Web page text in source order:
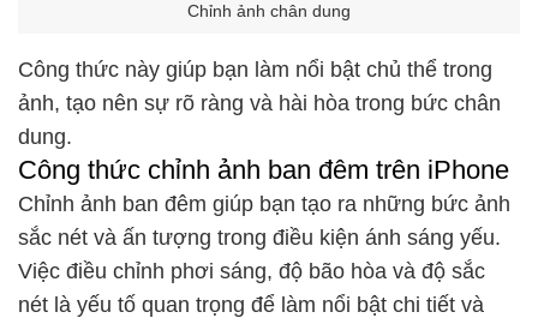
Chỉnh ảnh chân dung
Công thức này giúp bạn làm nổi bật chủ thể trong
ảnh, tạo nên sự rõ ràng và hài hòa trong bức chân
dung.
Công thức chỉnh ảnh ban đêm trên iPhone
Chỉnh ảnh ban đêm giúp bạn tạo ra những bức ảnh
sắc nét và ấn tượng trong điều kiện ánh sáng yếu.
Việc điều chỉnh phơi sáng, độ bão hòa và độ sắc
nét là yếu tố quan trọng để làm nổi bật chi tiết và